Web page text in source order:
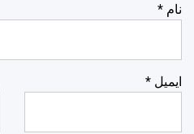
نام *
ایمیل *